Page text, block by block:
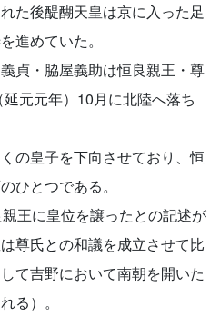
た後醍醐天皇は京に入った足
進めていた。
貞・脇屋義助は恒良親王・尊
元元年）10月に北陸へ落ち
の皇子を下向させており、恒
ひとつである。
王に皇位を譲ったとの記述が
尊氏との和議を成立させて比
て吉野において南朝を開いた
る）。